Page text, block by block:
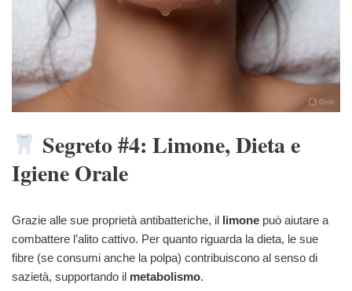
Segreto #4: Limone, Dieta e
Igiene Orale
Grazie alle sue proprietà antibatteriche, il limone può aiutare a
combattere l’alito cattivo. Per quanto riguarda la dieta, le sue
fibre (se consumi anche la polpa) contribuiscono al senso di
sazietà, supportando il metabolismo.